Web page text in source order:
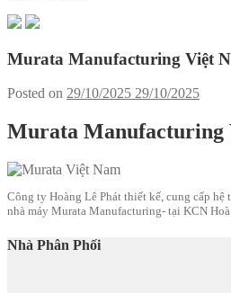
Murata Manufacturing Việt
Posted on 29/10/2025 29/10/2025
Murata Manufacturing
Công ty Hoàng Lê Phát thiết kế, cung cấp hệ
nhà máy Murata Manufacturing- tại KCN
Nhà Phân Phối